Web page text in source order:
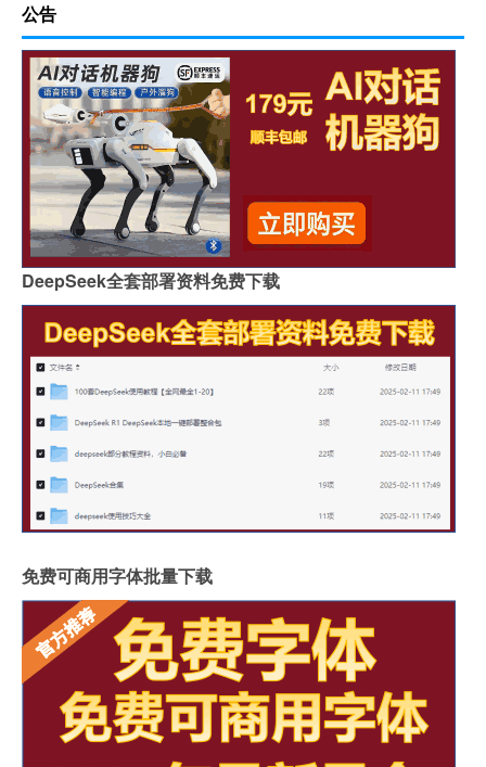
公告
DeepSeek全套部署资料免费下载
免费可商用字体批量下载